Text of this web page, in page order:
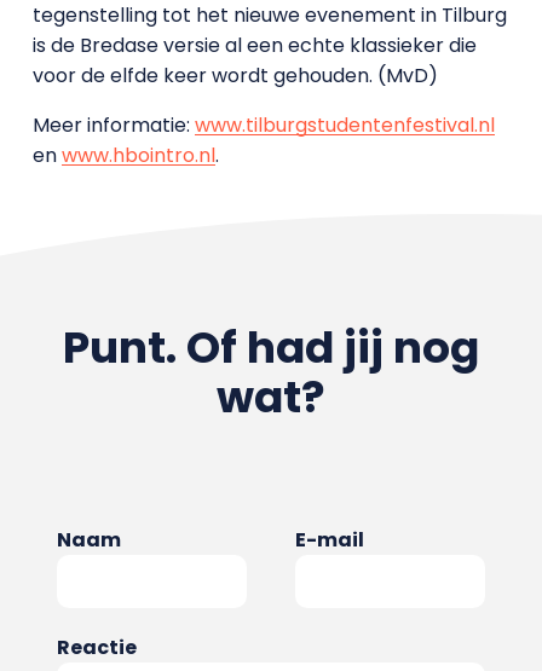
tegenstelling tot het nieuwe evenement in Tilburg
is de Bredase versie al een echte klassieker die
voor de elfde keer wordt gehouden. (MvD)
Meer informatie: www.tilburgstudentenfestival.nl
enwww.hbointro.nl.
Punt. Of had jij nog
wat?
Naam E-mail
Reactie